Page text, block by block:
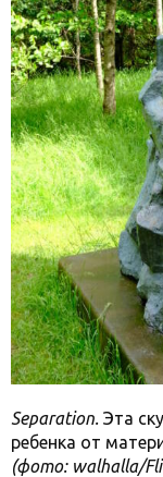
Separation. Эта
ребенка от
(фото: walhalla/